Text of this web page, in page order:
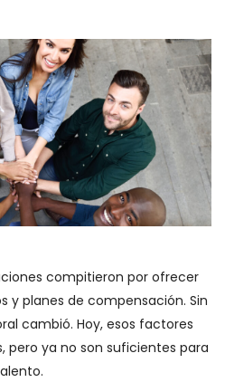
compitieron por ofrecer
y planes de compensación. Sin
cambió. Hoy, esos factores
pero ya no son suficientes para